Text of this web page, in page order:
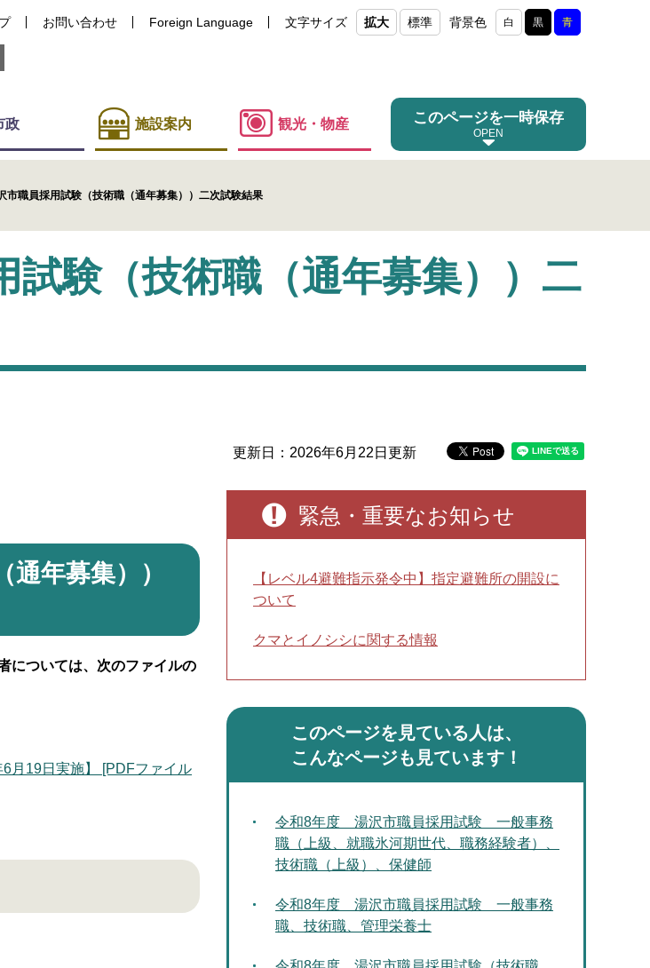
お問い合わせ Foreign Language 文字サイズ 拡大 標準 背景色 白 黒 青
政 施設案内 観光・物産 このページを一時保存
職員採用試験（技術職（通年募集））二次試験結果
験（技術職（通年募集））二
更新日：2026年6月22日更新
年募集））
については、次のファイルの
月19日実施】 [PDFファイル
緊急・重要なお知らせ
【レベル4避難指示発令中】指定避難所の開設に
ついて
クマとイノシシに関する情報
このページを見ている人は、
こんなページも見ています！
令和8年度 湯沢市職員採用試験 一般事務
職（上級、就職氷河期世代、職務経験者）、
技術職（上級）、保健師
令和8年度 湯沢市職員採用試験 一般事務
職、技術職、管理栄養士